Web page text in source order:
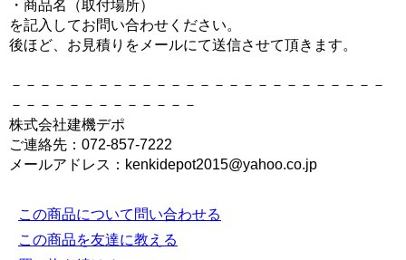
・商品名（取付場所）
を記入してお問い合わせください。
後ほど、お見積りをメールにて送信させて頂きます。
－－－－－－－－－－－－－－－－－－－－－－－－－－
－－－－－－－－－－－－－
株式会社建機デポ
ご連絡先：072-857-7222
メールアドレス：kenkidepot2015@yahoo.co.jp
この商品について問い合わせる
この商品を友達に教える